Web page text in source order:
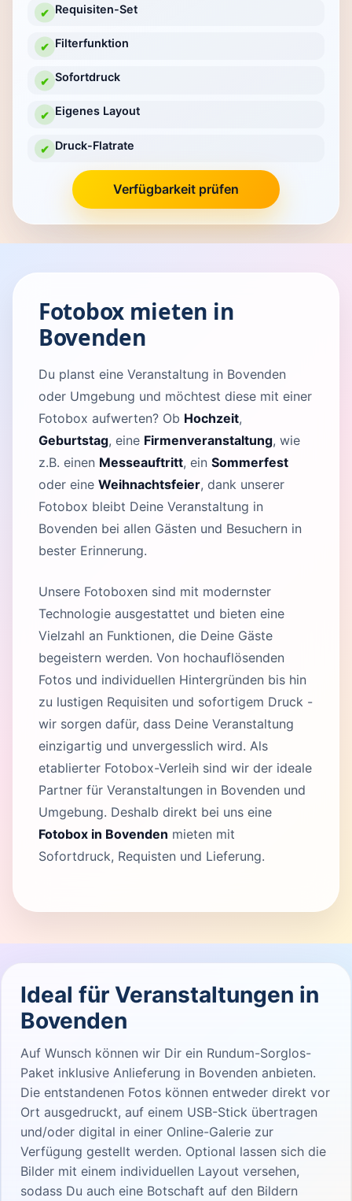
✔ Requisiten-Set
✔ Filterfunktion
✔ Sofortdruck
✔ Eigenes Layout
✔ Druck-Flatrate
Verfügbarkeit prüfen
Fotobox mieten in
Bovenden
Du planst eine Veranstaltung in Bovenden
oder Umgebung und möchtest diese mit einer
Fotobox aufwerten? Ob Hochzeit,
Geburtstag, eine Firmenveranstaltung, wie
z.B. einen Messeauftritt, ein Sommerfest
oder eine Weihnachtsfeier, dank unserer
Fotobox bleibt Deine Veranstaltung in
Bovenden bei allen Gästen und Besuchern in
bester Erinnerung.
Unsere Fotoboxen sind mit modernster
Technologie ausgestattet und bieten eine
Vielzahl an Funktionen, die Deine Gäste
begeistern werden. Von hochauflösenden
Fotos und individuellen Hintergründen bis hin
zu lustigen Requisiten und sofortigem Druck -
wir sorgen dafür, dass Deine Veranstaltung
einzigartig und unvergesslich wird. Als
etablierter Fotobox-Verleih sind wir der ideale
Partner für Veranstaltungen in Bovenden und
Umgebung. Deshalb direkt bei uns eine
Fotobox in Bovenden mieten mit
Sofortdruck, Requisten und Lieferung.
Ideal für Veranstaltungen in
Bovenden
Auf Wunsch können wir Dir ein Rundum-Sorglos-
Paket inklusive Anlieferung in Bovenden anbieten.
Die entstandenen Fotos können entweder direkt vor
Ort ausgedruckt, auf einem USB-Stick übertragen
und/oder digital in einer Online-Galerie zur
Verfügung gestellt werden. Optional lassen sich die
Bilder mit einem individuellen Layout versehen,
sodass Du auch eine Botschaft auf den Bildern